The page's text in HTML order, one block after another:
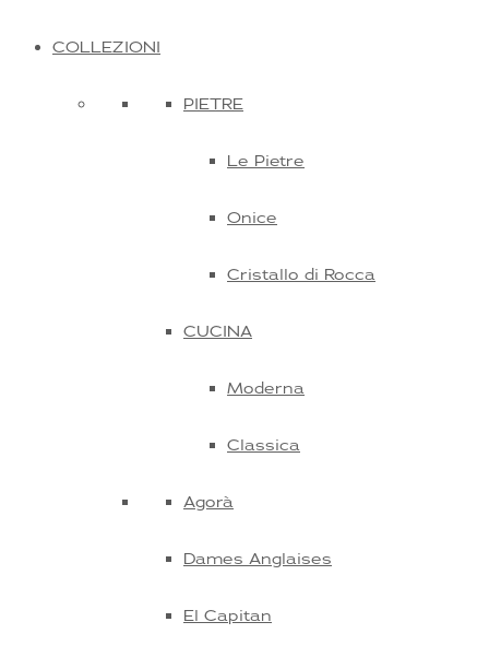
COLLEZIONI
PIETRE
Le Pietre
Onice
Cristallo di Rocca
CUCINA
Moderna
Classica
Agorà
Dames Anglaises
El Capitan